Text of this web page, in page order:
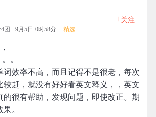
团 9月5日 0时58分 精选
+关注
。
词效率不高，而且记得不是很老，每次
较赶，就没有好好看英文释义，，英文
的很有帮助，发现问题，即使改正。期
。